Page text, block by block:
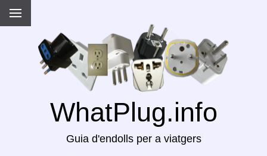
WhatPlug.info
Guia d'endolls per a viatgers